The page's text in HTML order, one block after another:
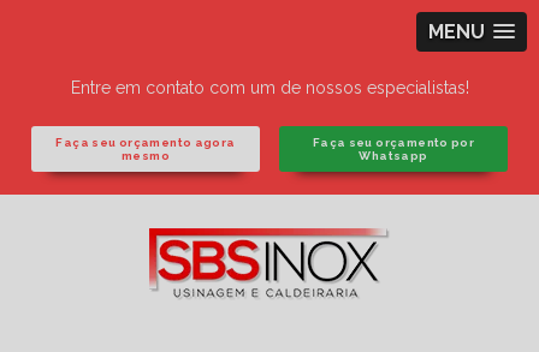
MENU
Entre em contato com um de nossos especialistas!
Faça seu orçamento agora
mesmo
Faça seu orçamento por
Whatsapp